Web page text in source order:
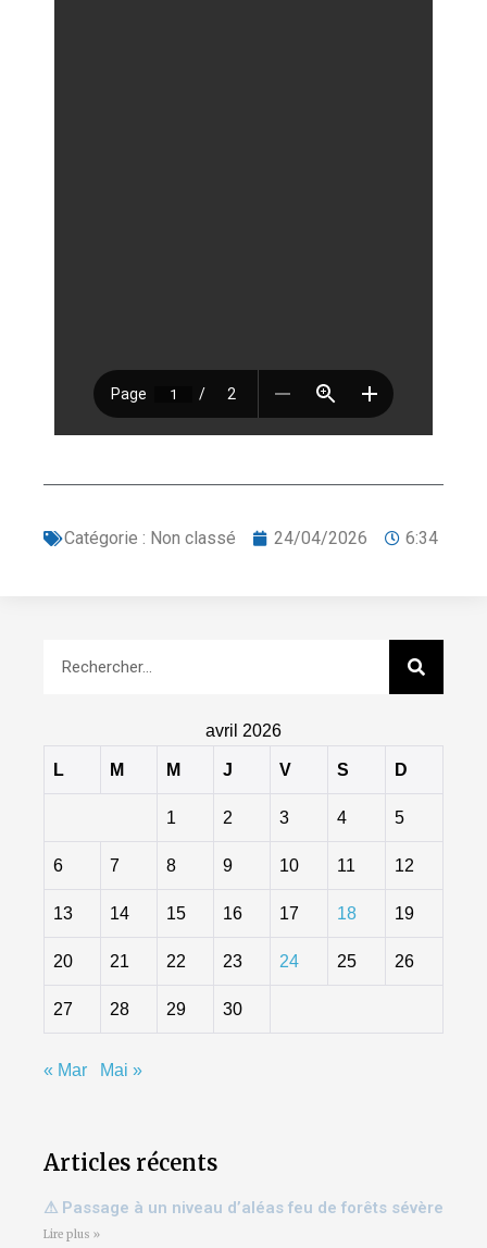
Catégorie : Non classé 24/04/2026 6:34
avril 2026
L M M J V S D
1 2 3 4 5
6 7 8 9 10 11 12
13 14 15 16 17 18 19
20 21 22 23 24 25 26
27 28 29 30
« Mar Mai »
Articles récents
⚠ Passage à un niveau d’aléas feu de forêts sévère
Lire plus »